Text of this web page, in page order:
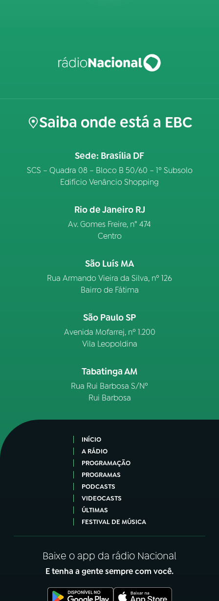
Saiba onde está a EBC
Sede: Brasília DF
SCS – Quadra 08 – Bloco B 50/60 – 1º Subsolo
Edifício Venâncio Shopping
Rio de Janeiro RJ
Av. Gomes Freire, n° 474
Centro
São Luís MA
Rua Armando Vieira da Silva, nº 126
Bairro de Fátima
São Paulo SP
Avenida Mofarrej, nº 1.200
Vila Leopoldina
Tabatinga AM
Rua Rui Barbosa S/Nº
Rui Barbosa
INÍCIO
A RÁDIO
PROGRAMAÇÃO
PROGRAMAS
PODCASTS
VIDEOCASTS
ÚLTIMAS
FESTIVAL DE MÚSICA
Baixe o app da rádio Nacional
E tenha a gente sempre com você.